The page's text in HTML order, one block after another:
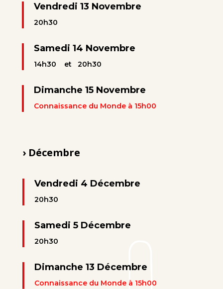
Vendredi 13 Novembre
20h30
Samedi 14 Novembre
14h30 et 20h30
Dimanche 15 Novembre
Connaissance du Monde à 15h00
› Décembre
Vendredi 4 Décembre
20h30
Samedi 5 Décembre
20h30
Dimanche 13 Décembre
Connaissance du Monde à 15h00